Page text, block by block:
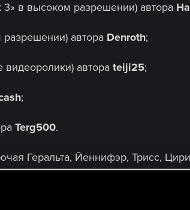
в высоком разрешении) автора
автора Denroth;
видеоролики) автора teiji25;
;
Terg500.
Геральта, Йеннифэр, Трисс,
отбрасывают тени высокого
в их моделях исправлены